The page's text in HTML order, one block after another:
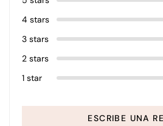
4 stars
3 stars
2 stars
1 star
ESCRIBE UNA